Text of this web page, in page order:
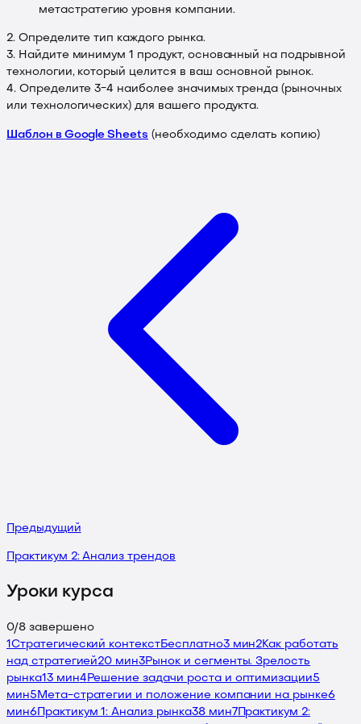
метастратегию уровня компании.
2. Определите тип каждого рынка.
3. Найдите минимум 1 продукт, основанный на подрывной
технологии, который целится в ваш основной рынок.
4. Определите 3−4 наиболее значимых тренда (рыночных
или технологических) для вашего продукта.
Шаблон в Google Sheets (необходимо сделать копию)
Предыдущий
Практикум 2: Анализ трендов
Уроки курса
0/8завершено
1 Стратегический контекстБесплатно3 мин2Как работать
над стратегией20 мин3Рынок и сегменты. Зрелость
рынка13 мин4 Решение задачи роста и оптимизации5
мин5 Мета-стратегии и положение компании на рынке6
мин6 Практикум 1: Анализ рынка38 мин7Практикум 2: